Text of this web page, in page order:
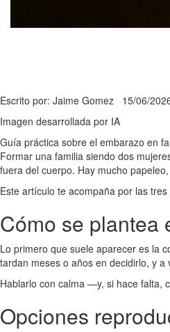
Escrito por: Jaime Gomez 15/06/
Imagen desarrollada por IA
Guía práctica sobre el embarazo en
Formar una familia siendo dos
fuera del cuerpo. Hay mucho
Este artículo te acompaña por las
Cómo se plantea
Lo primero que suele aparecer es la
tardan meses o años en decidirlo, y
Hablarlo con calma —y, si hace falta,
Opciones